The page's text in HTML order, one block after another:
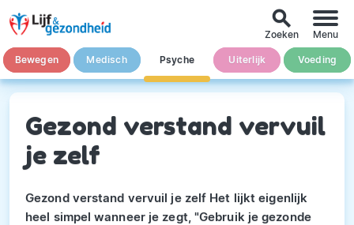
Bewegen Medisch Psyche Uiterlijk Voeding
search
Zoeken Menu
Gezond verstand vervuil
je zelf
Gezond verstand vervuil je zelf Het lijkt eigenlijk
heel simpel wanneer je zegt, "Gebruik je gezonde